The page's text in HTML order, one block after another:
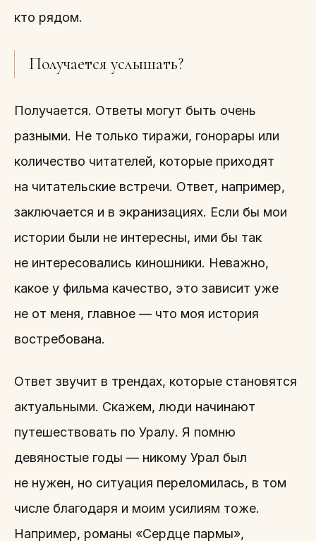
кто рядом.
Получается услышать?
Получается. Ответы могут быть очень
разными. Не только тиражи, гонорары или
количество читателей, которые приходят
на читательские встречи. Ответ, например,
заключается и в экранизациях. Если бы мои
истории были не интересны, ими бы так
не интересовались киношники. Неважно,
какое у фильма качество, это зависит уже
не от меня, главное — что моя история
востребована.
Ответ звучит в трендах, которые становятся
актуальными. Скажем, люди начинают
путешествовать по Уралу. Я помню
девяностые годы — никому Урал был
не нужен, но ситуация переломилась, в том
числе благодаря и моим усилиям тоже.
Например, романы «Сердце пармы»,